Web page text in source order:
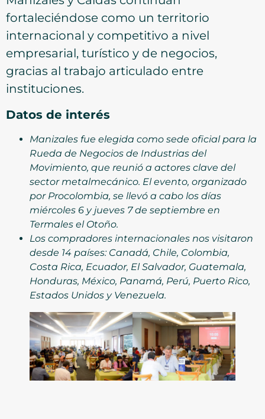
fortaleciéndose como un territorio
internacional y competitivo a nivel
empresarial, turístico y de negocios,
gracias al trabajo articulado entre
instituciones.
Datos de interés
Manizales fue elegida como sede oficial para la
Rueda de Negocios de Industrias del
Movimiento, que reunió a actores clave del
sector metalmecánico. El evento, organizado
por Procolombia, se llevó a cabo los días
miércoles 6 y jueves 7 de septiembre en
Termales el Otoño.
Los compradores internacionales nos visitaron
desde 14 países: Canadá, Chile, Colombia,
Costa Rica, Ecuador, El Salvador, Guatemala,
Honduras, México, Panamá, Perú, Puerto Rico,
Estados Unidos y Venezuela.